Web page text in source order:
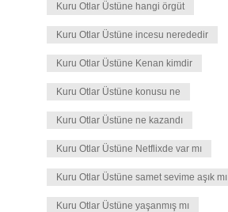
Kuru Otlar Üstüne hangi örgüt
Kuru Otlar Üstüne incesu nerededir
Kuru Otlar Üstüne Kenan kimdir
Kuru Otlar Üstüne konusu ne
Kuru Otlar Üstüne ne kazandı
Kuru Otlar Üstüne Netflixde var mı
Kuru Otlar Üstüne samet sevime aşık mı
Kuru Otlar Üstüne yaşanmış mı